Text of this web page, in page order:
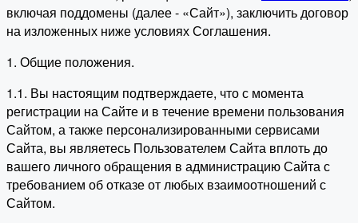
включая поддомены (далее - «Сайт»), заключить договор
на изложенных ниже условиях Соглашения.
1. Общие положения.
1.1. Вы настоящим подтверждаете, что с момента
регистрации на Сайте и в течение времени пользования
Сайтом, а также персонализированными сервисами
Сайта, вы являетесь Пользователем Сайта вплоть до
вашего личного обращения в администрацию Сайта с
требованием об отказе от любых взаимоотношений с
Сайтом.